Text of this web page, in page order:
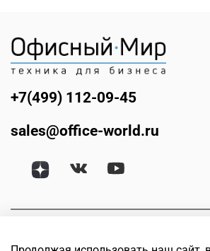
+7(499) 112-09-45
sales@office-world.ru